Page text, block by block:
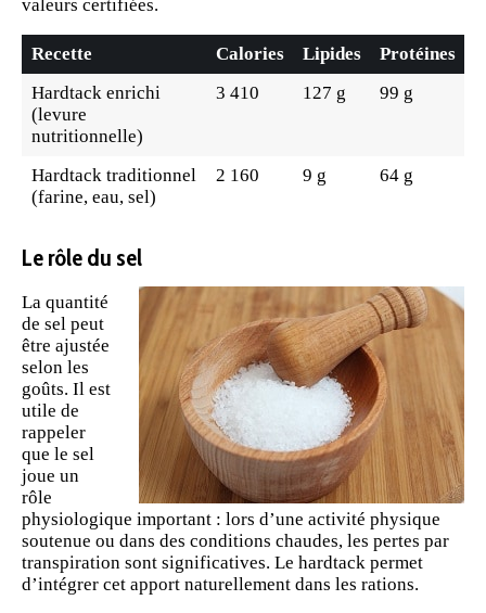
valeurs certifiées.
Recette Calories Lipides
Protéines
Hardtack enrichi
(levure
nutritionnelle)
3 410 127 g 99 g
Hardtack traditionnel
(farine, eau, sel)
2 160 9 g 64 g
Le rôle du sel
La quantité
de sel peut
être ajustée
selon les
goûts. Il est
utile de
rappeler
que le sel
joue un
rôle
physiologique important : lors d’une activité physique
soutenue ou dans des conditions chaudes, les pertes par
transpiration sont significatives. Le hardtack permet
d’intégrer cet apport naturellement dans les rations.